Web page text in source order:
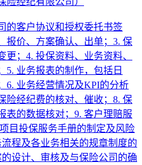
的客户协议和授权委托书签
报价、方案确认、出单；3. 保
；4. 投保资料、业务资料、
5. 业务报表的制作，包括日
6. 业务经营情况及KPI的分析
险经纪费的核对、催收；8. 保
表的数据核对；9. 客户理赔服
目投保服务手册的制定及风险
程及各业务相关的规章制度的
设计、审核及与保险公司的确